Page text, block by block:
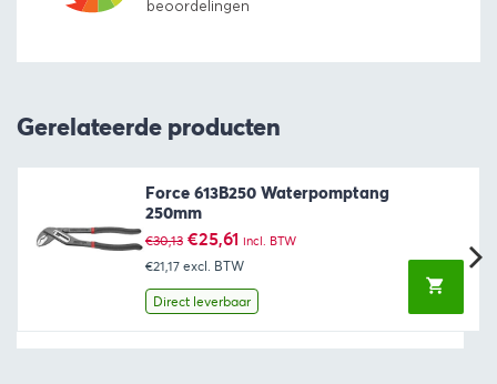
Gerelateerde producten
Force 613B250 Waterpomptang
250mm
€30,13 Oorspronkelijke
prijs
was:
€30,13.
€25,61Huidige
prijs
is:
€25,61.
incl. BTW
€21,17 excl. BTW
Direct leverbaar